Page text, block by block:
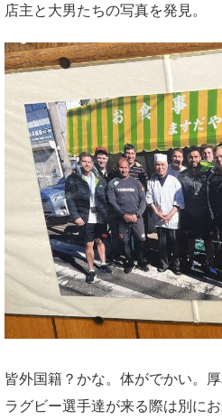
店主と大男たちの写真を発見。
皆外国籍？かな。体がでかい。
ラグビー選手達が来る際は別に